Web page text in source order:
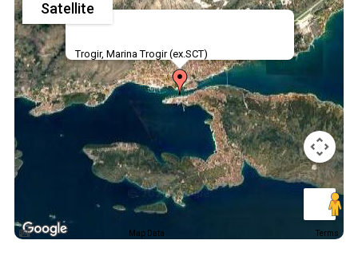
Trogir, Marina Trogir (ex.SCT)
Satellite
Map Data Terms